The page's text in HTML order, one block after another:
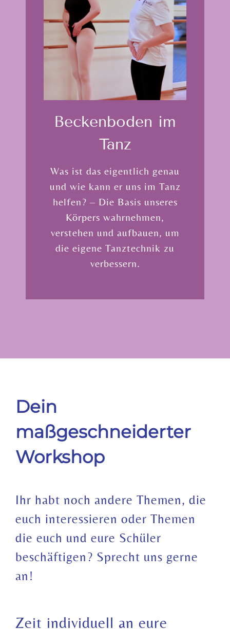
Becken­boden im
Tanz
Was ist das eigentlich genau
und wie kann er uns im Tanz
helfen? – Die Basis unseres
Körpers wahrnehmen,
verstehen und aufbauen, um
die eigene Tanztechnik zu
verbessern.
Dein
maßgeschneiderter
Workshop
Ihr habt noch andere Themen, die
euch interessieren oder Themen
die euch und eure Schüler
beschäftigen? Sprecht uns gerne
an!
Zeit individuell an eure